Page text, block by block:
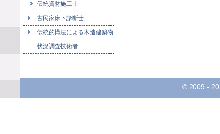
伝統資財施工士
古民家床下診断士
伝統的構法による木造建築物
状況調査技術者
© 2009 -